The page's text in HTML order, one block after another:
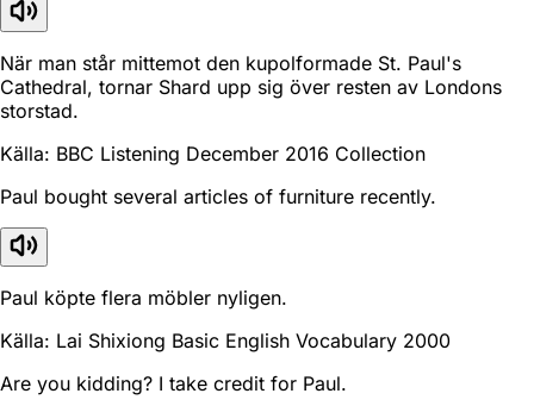
När man står mittemot den kupolformade St. Paul's
Cathedral, tornar Shard upp sig över resten av Londons
storstad.
Källa: BBC Listening December 2016 Collection
Paul bought several articles of furniture recently.
Paul köpte flera möbler nyligen.
Källa: Lai Shixiong Basic English Vocabulary 2000
Are you kidding? I take credit for Paul.